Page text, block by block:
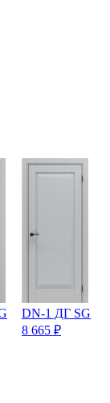
DN-1 ДГ SG
8 665 ₽